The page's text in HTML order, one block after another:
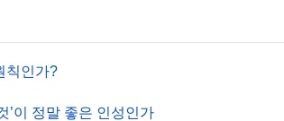
인성이 좋은 사람이 되기 위해, 모
심지어 제 본래의 사역을 지연시키
으면 최선을 다해야 한다’는 이른바
도 구분하지 않았으며 오직 사람들
칙인가?
’이 정말 좋은 인성인가